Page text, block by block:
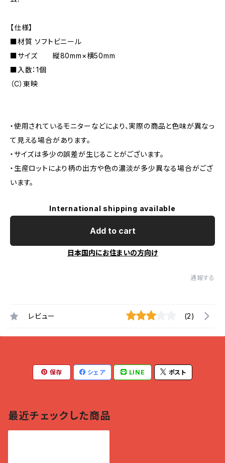
【仕様】
■材質 ソフトビニール
■サイズ 縦80mm×横50mm
■入数：1個
（C）東映
・使用されているモニターなどにより、実際の商品と色味が異なっ
て見える場合があります。
・サイズは多少の誤差が生じることがございます。
・生産ロットにより柄の出方や色の濃淡が多少異なる場合がござ
います。
International shipping available
Add to cart
日本国内にお住まいの方向け
通報する
レビュー (2)
保存 シェア LINE ポスト
最近チェックした商品